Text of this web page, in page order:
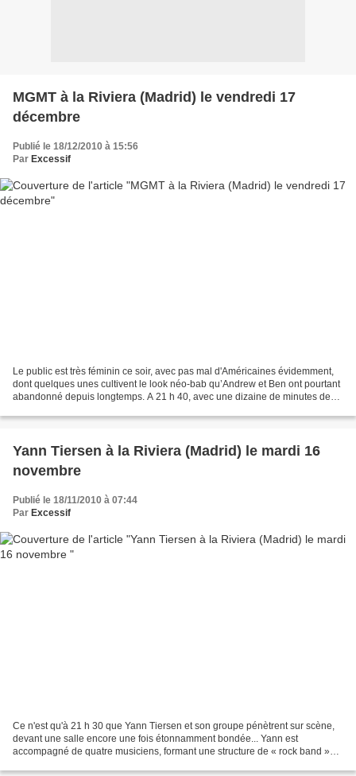
MGMT à la Riviera (Madrid) le vendredi 17
décembre
Publié le 18/12/2010 à 15:56
Par Excessif
Le public est très féminin ce soir, avec pas mal d'Américaines évidemment,
dont quelques unes cultivent le look néo-bab qu’Andrew et Ben ont pourtant
abandonné depuis longtemps. A 21 h 40, avec une dizaine de minutes de
Yann Tiersen à la Riviera (Madrid) le mardi 16
novembre
Publié le 18/11/2010 à 07:44
Par Excessif
Ce n'est qu'à 21 h 30 que Yann Tiersen et son groupe pénètrent sur scène,
devant une salle encore une fois étonnamment bondée... Yann est
accompagné de quatre musiciens, formant une structure de « rock band »